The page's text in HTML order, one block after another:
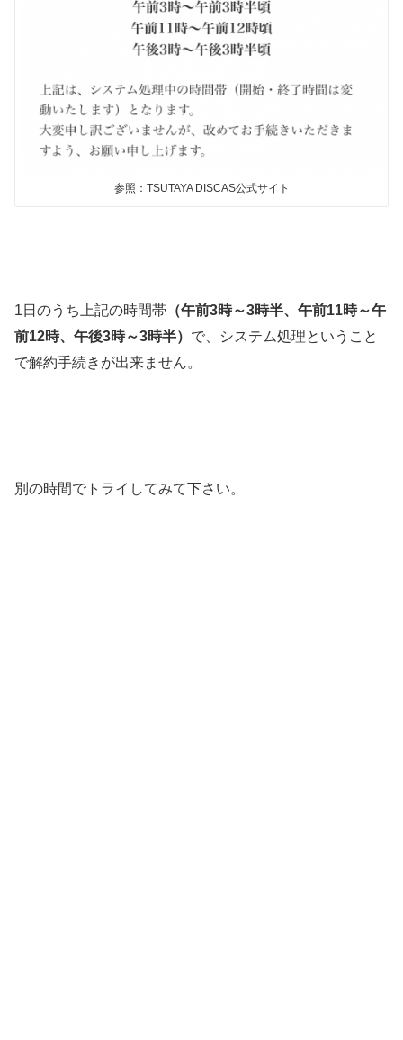
参照：TSUTAYA DISCAS公式サイト
1日のうち上記の時間帯 （午前3時～3時半、午前11時～午
前12時、午後3時～3時半） で、システム処理ということ
で解約手続きが出来ません。
別の時間でトライしてみて下さい。